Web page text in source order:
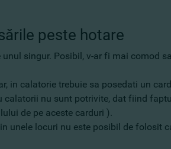
peste hotare
singur. Posibil, v-ar fi mai comod
in calatorie trebuie sa posedati un
nu sunt potrivite, dat fiind
de pe aceste carduri ).
unele locuri nu este posibil de folosit